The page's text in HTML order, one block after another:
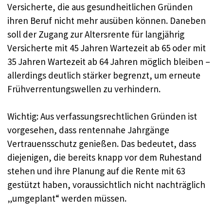
Versicherte, die aus gesundheitlichen Gründen
ihren Beruf nicht mehr ausüben können. Daneben
soll der Zugang zur Altersrente für langjährig
Versicherte mit 45 Jahren Wartezeit ab 65 oder mit
35 Jahren Wartezeit ab 64 Jahren möglich bleiben –
allerdings deutlich stärker begrenzt, um erneute
Frühverrentungswellen zu verhindern.
Wichtig: Aus verfassungsrechtlichen Gründen ist
vorgesehen, dass rentennahe Jahrgänge
Vertrauensschutz genießen. Das bedeutet, dass
diejenigen, die bereits knapp vor dem Ruhestand
stehen und ihre Planung auf die Rente mit 63
gestützt haben, voraussichtlich nicht nachträglich
„umgeplant“ werden müssen.